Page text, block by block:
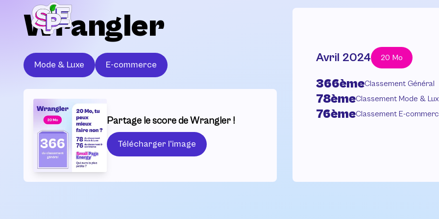
Wrangler
Mode & Luxe E-commerce
Partage le score de Wrangler !
Télécharger l'image
Avril 2024 20 Mo
366èmeClassement Général
78èmeClassement Mode &
76èmeClassement E-